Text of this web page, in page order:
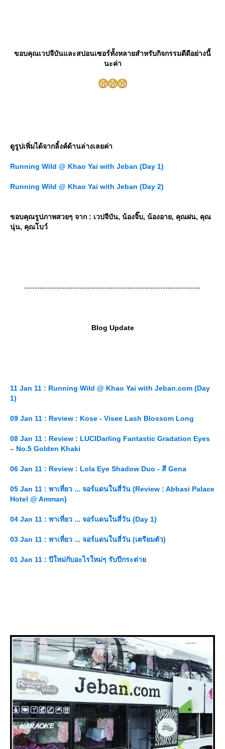
ขอบคุณเวปจีบันและสปอนเซอร์ทั้งหลายสำหรับกิจกรรมดีดีอย่างนี้
นะค่า
ดูรูปเพิ่มได้จากลิ้งค์ด้านล่างเลยค่า
Running Wild @ Khao Yai with Jeban (Day 1)
Running Wild @ Khao Yai with Jeban (Day 2)
ขอบคุณรูปภาพสวยๆ จาก : เวปจีบัน, น้องจิ๊บ, น้องอาย, คุณฝน, คุณ
นุ่น, คุณโบว์
----------------------------------------------------------------------
Blog Update
11 Jan 11 : Running Wild @ Khao Yai with Jeban.com (Day
1)
09 Jan 11 : Review : Kose - Visee Lash Blossom Long
08 Jan 11 : Review : LUCIDarling Fantastic Gradation Eyes
– No.5 Golden Khaki
06 Jan 11 : Review : Lola Eye Shadow Duo - สี Gena
05 Jan 11 : พาเที่ยว ... จอร์แดนในสี่วัน (Review : Abbasi Palace
Hotel @ Amman)
04 Jan 11 : พาเที่ยว ... จอร์แดนในสี่วัน (Day 1)
03 Jan 11 : พาเที่ยว ... จอร์แดนในสี่วัน (เตรียมตัว)
01 Jan 11 : ปีใหม่กับอะไรใหม่ๆ รับปีกระต่า